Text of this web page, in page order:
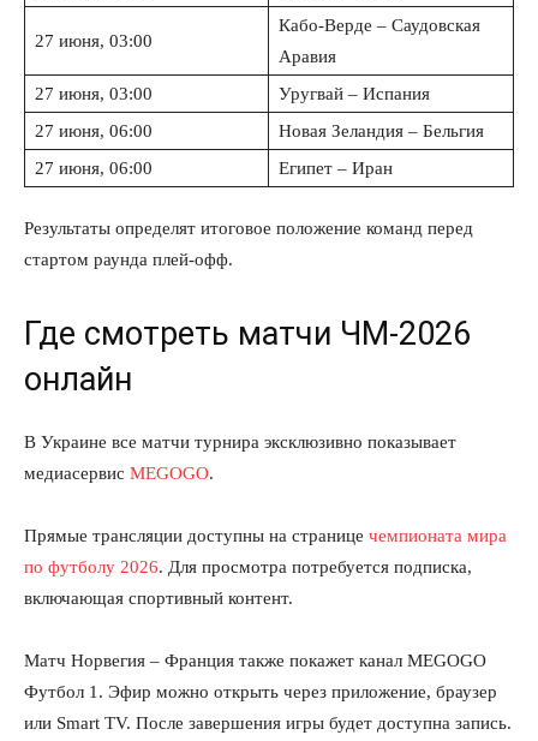
27 июня, 03:00
Кабо-Верде – Саудовская
Аравия
27 июня, 03:00
Уругвай – Испания
27 июня, 06:00
Новая Зеландия – Бельгия
27 июня, 06:00
Египет – Иран
Результаты определят итоговое положение команд перед
стартом раунда плей-офф.
Где смотреть матчи ЧМ-2026
онлайн
В Украине все матчи турнира эксклюзивно показывает
медиасервис MEGOGO.
Прямые трансляции доступны на странице чемпионата мира
по футболу 2026. Для просмотра потребуется подписка,
включающая спортивный контент.
Матч Норвегия – Франция также покажет канал MEGOGO
Футбол 1. Эфир можно открыть через приложение, браузер
или Smart TV. После завершения игры будет доступна запись.